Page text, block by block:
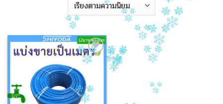
Add to
Wishlist